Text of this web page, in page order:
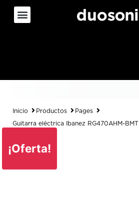
Inicio Productos Pages
Guitarra eléctrica Ibanez RG470AHM-BMT
¡Oferta!